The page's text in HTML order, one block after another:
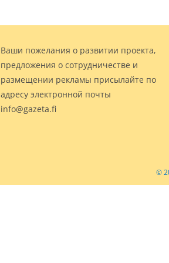
Ваши пожелания о развитии проекта,
предложения о сотрудничестве и
размещении рекламы присылайте по
адресу электронной почты
info@gazeta.fi
©